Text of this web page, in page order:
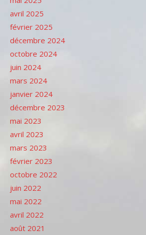
avril 2025
février 2025
décembre 2024
octobre 2024
juin 2024
mars 2024
janvier 2024
décembre 2023
mai 2023
avril 2023
mars 2023
février 2023
octobre 2022
juin 2022
mai 2022
avril 2022
août 2021